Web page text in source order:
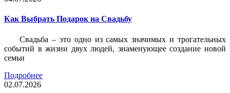
Как Выбрать Подарок на Свадьбу
Свадьба – это одно из самых значимых и трогательных
событий в жизни двух людей, знаменующее создание новой
семьи
Подробнее
02.07.2026